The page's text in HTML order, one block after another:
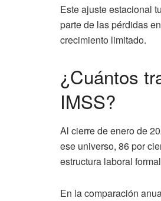
Este ajuste estacional
parte de las pérdidas
crecimiento limitado.
¿Cuántos
IMSS?
Al cierre de enero de
ese universo, 86 por
estructura laboral
En la comparación